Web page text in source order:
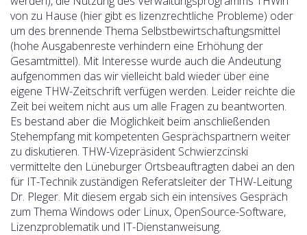
von zu Hause (hier gibt es lizenzrechtliche Probleme) oder
um des brennende Thema Selbstbewirtschaftungsmittel
(hohe Ausgabenreste verhindern eine Erhöhung der
Gesamtmittel). Mit Interesse wurde auch die Andeutung
aufgenommen das wir vielleicht bald wieder über eine
eigene THW-Zeitschrift verfügen werden. Leider reichte die
Zeit bei weitem nicht aus um alle Fragen zu beantworten.
Es bestand aber die Möglichkeit beim anschließenden
Stehempfang mit kompetenten Gesprächspartnern weiter
zu diskutieren. THW-Vizepräsident Schwierzcinski
vermittelte den Lüneburger Ortsbeauftragten dabei an den
für IT-Technik zuständigen Referatsleiter der THW-Leitung
Dr. Pleger. Mit diesem ergab sich ein intensives Gespräch
zum Thema Windows oder Linux, OpenSource-Software,
Lizenzproblematik und IT-Dienstanweisung.